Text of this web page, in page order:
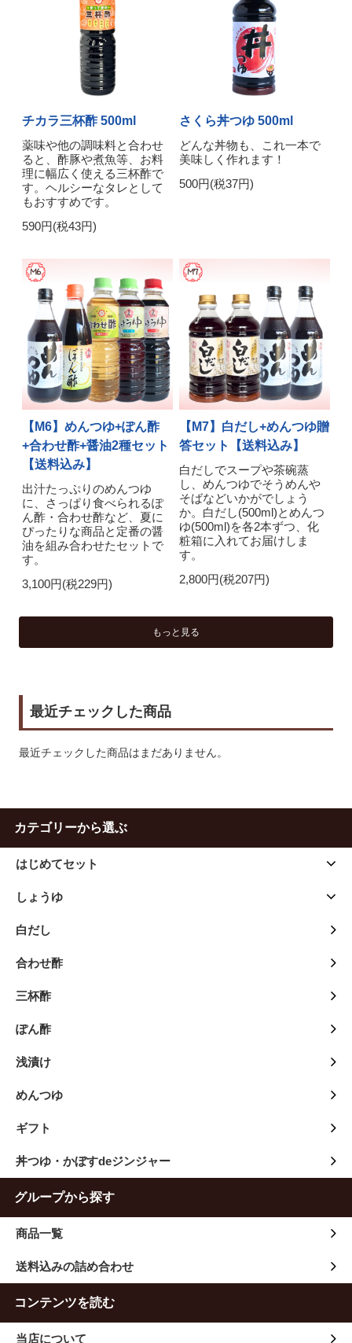
チカラ三杯酢 500ml
薬味や他の調味料と合わせ
ると、酢豚や煮魚等、お料
理に幅広く使える三杯酢で
す。ヘルシーなタレとして
もおすすめです。
590円(税43円)
さくら丼つゆ 500ml
どんな丼物も、これ一本で
美味しく作れます！
500円(税37円)
【M6】めんつゆ+ぽん酢
+合わせ酢+醤油2種セット
【送料込み】
出汁たっぷりのめんつゆ
に、さっぱり食べられるぽ
ん酢・合わせ酢など、夏に
ぴったりな商品と定番の醤
油を組み合わせたセットで
す。
3,100円(税229円)
【M7】白だし+めんつゆ贈
答セット【送料込み】
白だしでスープや茶碗蒸
し、めんつゆでそうめんや
そばなどいかがでしょう
か。白だし(500ml)とめんつ
ゆ(500ml)を各2本ずつ、化
粧箱に入れてお届けしま
す。
2,800円(税207円)
もっと見る
最近チェックした商品
最近チェックした商品はまだありません。
カテゴリーから選ぶ
はじめてセット
しょうゆ
白だし
合わせ酢
三杯酢
ぽん酢
浅漬け
めんつゆ
ギフト
丼つゆ・かぼすdeジンジャー
グループから探す
商品一覧
送料込みの詰め合わせ
コンテンツを読む
当店について